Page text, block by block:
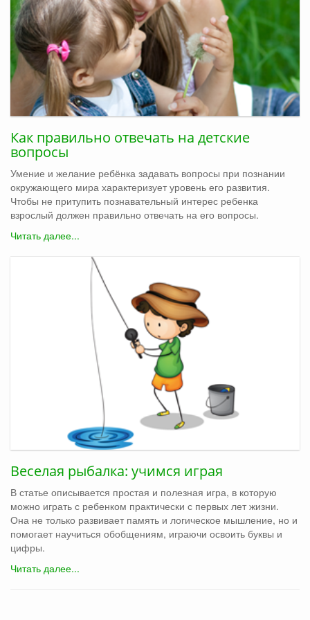
Как правильно отвечать на детские
вопросы
Умение и желание ребёнка задавать вопросы при познании
окружающего мира характеризует уровень его развития.
Чтобы не притупить познавательный интерес ребенка
взрослый должен правильно отвечать на его вопросы.
Читать далее...
Веселая рыбалка: учимся играя
В статье описывается простая и полезная игра, в которую
можно играть с ребенком практически с первых лет жизни.
Она не только развивает память и логическое мышление, но и
помогает научиться обобщениям, играючи освоить буквы и
цифры.
Читать далее...